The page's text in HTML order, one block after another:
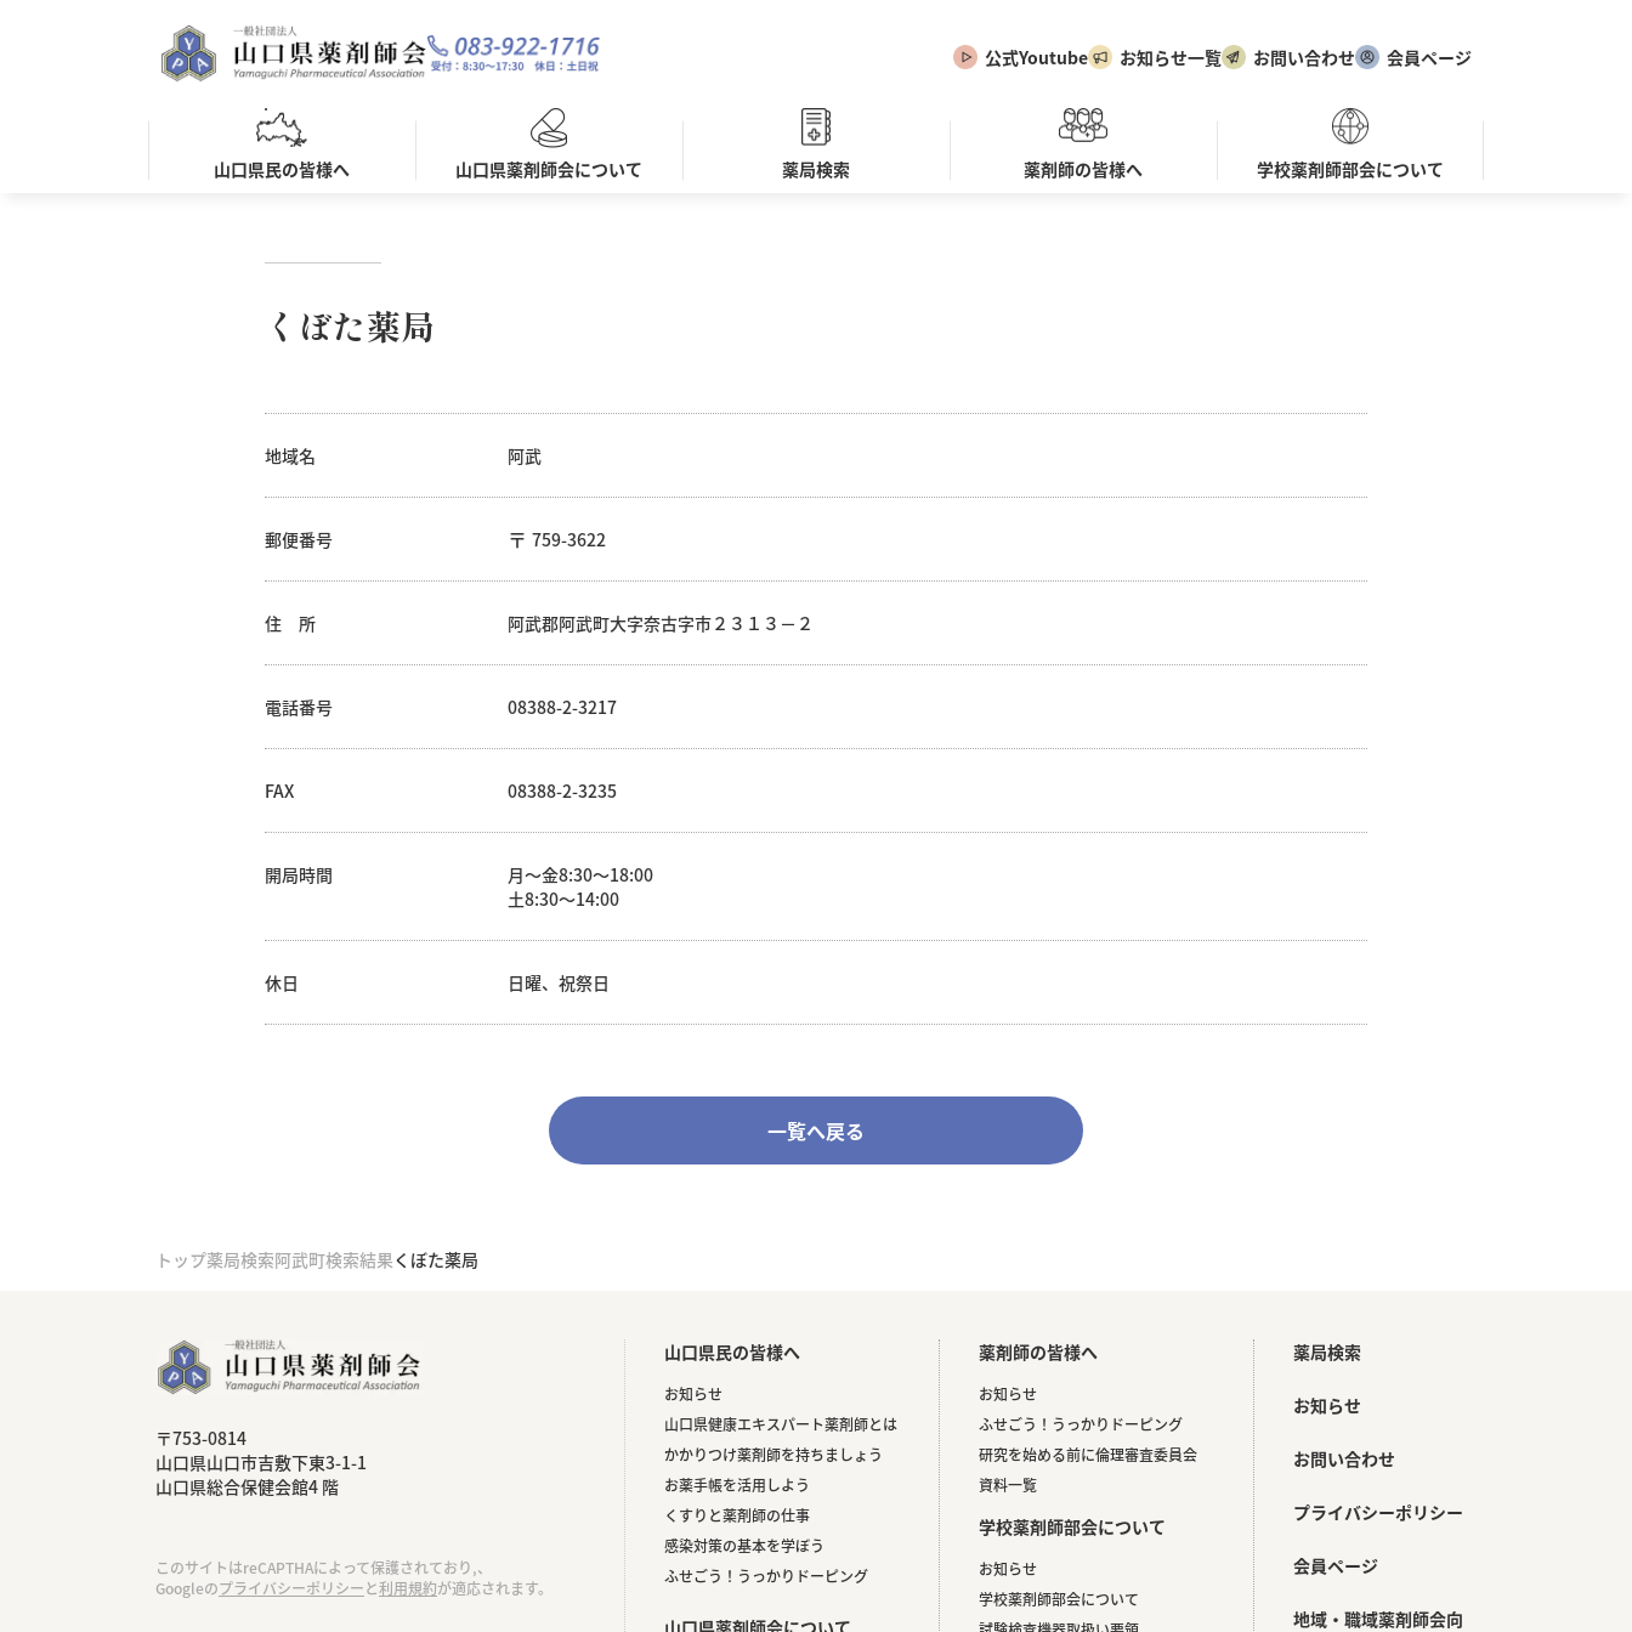
公式Youtube お知らせ一覧 お問い合わせ 会員ページ
山口県民の皆様へ 山口県薬剤師会について 薬局検索 薬剤師の皆様へ 学校薬剤師部会について
くぼた薬局
地域名 阿武
郵便番号 759-3622
住 所 阿武郡阿武町大字奈古字市２３１３－２
電話番号 08388-2-3217
FAX 08388-2-3235
開局時間
月～金8:30～18:00
土8:30～14:00
休日 日曜、祝祭日
一覧へ戻る
トップ薬局検索阿武町検索結果くぼた薬局
〒753-0814
⼭⼝県⼭⼝市吉敷下東3-1-1
⼭⼝県総合保健会館4 階
このサイトはreCAPTHAによって保護されており,、
Googleのプライバシーポリシーと利用規約が適応されます。
山口県民の皆様へ
お知らせ
山口県健康エキスパート薬剤師とは
かかりつけ薬剤師を持ちましょう
お薬手帳を活用しよう
くすりと薬剤師の仕事
感染対策の基本を学ぼう
ふせごう！うっかりドーピング
山口県薬剤師会について
薬剤師の皆様へ
お知らせ
ふせごう！うっかりドーピング
研究を始める前に倫理審査委員会
資料一覧
学校薬剤師部会について
お知らせ
学校薬剤師部会について
薬局検索
お知らせ
お問い合わせ
プライバシーポリシー
会員ページ
地域・職域薬剤師会向